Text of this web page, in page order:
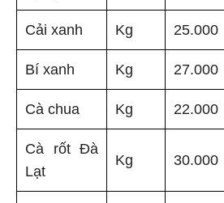
Cải xanh Kg 25.000
Bí xanh Kg 27.000
Cà chua Kg 22.000
Cà rốt Đà
Lạt
Kg 30.000